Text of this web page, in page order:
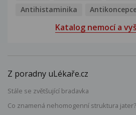
Antihistaminika
Katalog nemocí a
Z poradny uLékaře.cz
Stále se zvětšující bradavka
Co znamená nehomogenní struktura jater?